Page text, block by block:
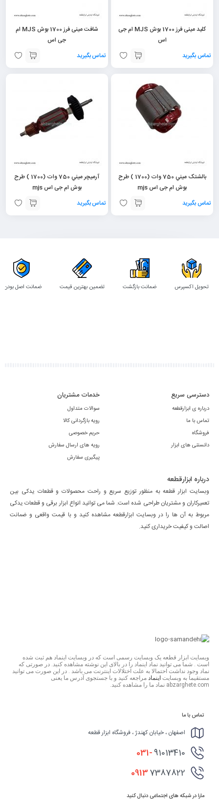
کلید مینی فرز 1700 بوش MJS ام جی
اس
تماس بگیرید
شافت مینی فرز 1700 بوش MJS ام
جی اس
تماس بگیرید
بالشتک ميني 750 وات (1700 ) طرح
بوش ام جی اس mjs
تماس بگیرید
آرميچر ميني 750 وات (1700 ) طرح
بوش ام جی اس mjs
تماس بگیرید
تحویل اکسپرس ضمانت بازگشت تضمین بهترین قیمت ضمانت اصل بودن
دسترسی سریع
درباره ی ابزارقطعه
تماس با ما
فروشگاه
دانستنی های ابزار
خدمات مشتریان
سوالات متداول
رویه بازگردانی کالا
حریم خصوصی
رویه های ارسال سفارش
پیگیری سفارش
درباره ابزارقطعه
وبسایت ابزار قطعه به منظور توزیع سریع و راحت محصولات و قطعات یدکی بین
تعمیرکاران و مشتریان طراحی شده است. شما می توانید انواع ابزار برقی و قطعات یدکی
مربوط به آن ها را در وبسایت ابزارقطعه مشاهده کنید و با قیمت واقعی و ضمانت
اصالت و کیفیت خریداری کنید.
وبسایت ابزار قطعه یک وبسایت رسمی است که در وبسایت اینماد هم ثبت شده
است . شما می توانید نماد اینماد را در بالای این نوشته مشاهده کنید. در صورتی که
نماد وجود نداشت احتمالا به علت اختلالات اینترنت می باشد . در این صورت می توانید
مستقیما به وبسایت اینماد مراجعه کنید و با جستجوی آدرس ما یعنی
abzarghete.com نماد ما را مشاهده کنید.
تماس با ما
اصفهان ، خیابان کهندژ ، فروشگاه ابزار قطعه
031-91013410
09137387822
مارا در شبکه های اجتماعی دنبال کنید